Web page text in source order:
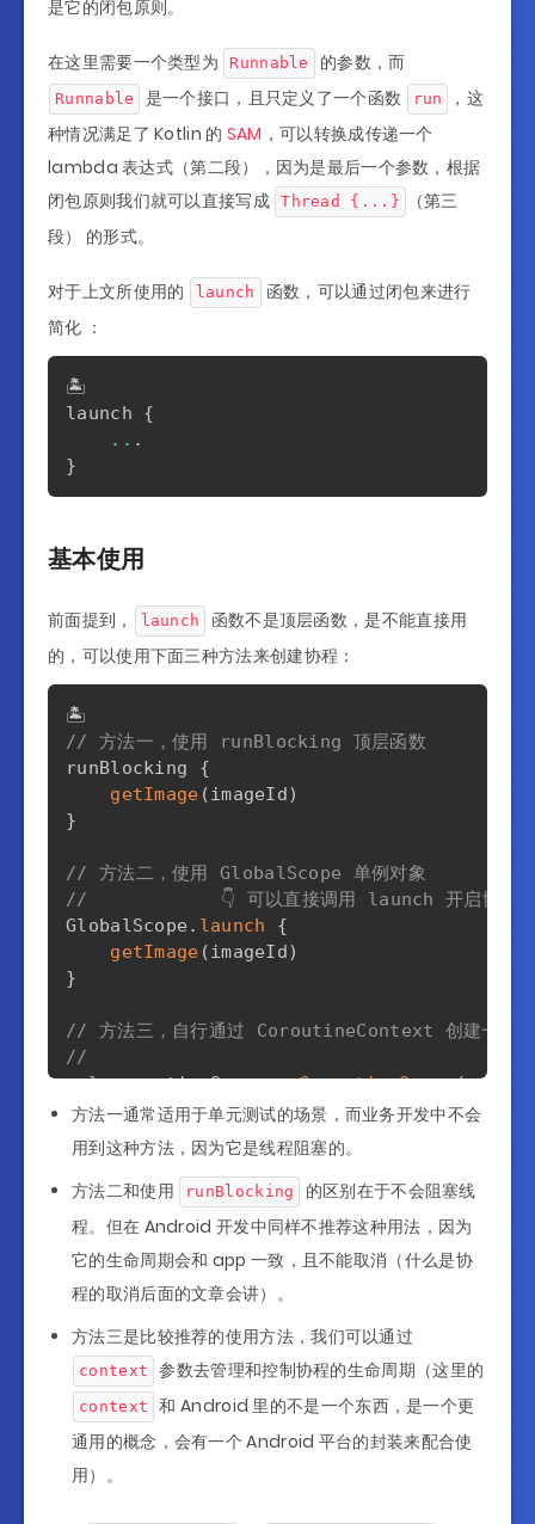
是它的闭包原则。
在这里需要一个类型为 Runnable 的参数，而
Runnable 是一个接口，且只定义了一个函数 run
，这
种情况满足了 Kotlin 的 SAM ，可以转换成传递一个
lambda 表达式（第二段），因为是最后一个参数，根据
闭包原则我们就可以直接写成
Thread {...}
（第三
段） 的形式。
对于上文所使用的 launch
函数，可以通过闭包来进行
简化 ：
🏝️
launch {
.. .
}
基本使用
前面提到， launch
函数不是顶层函数，是不能直接用
的，可以使用下面三种方法来创建协程：
// 方法一，使用 runBlocking 顶层函数
runBlocking {
getImage (imageId )
}
// 方法二，使用 GlobalScope 单例对象
//            👇 可以直接调用 launch 开启协程
GlobalScope . launch
{
getImage (imageId )
}
// 方法三，自行通过 CoroutineContext 创建一个
//                                    👇 需要一个
val coroutineScope = CoroutineScope(
coroutineScope.launch {
getImage(imageId)
}
方法一通常适用于单元测试的场景，而业务开发中不会
用到这种方法，因为它是线程阻塞的。
方法二和使用
runBlocking
的区别在于不会阻塞线
程。但在 Android 开发中同样不推荐这种用法，因为
它的生命周期会和 app 一致，且不能取消（什么是协
程的取消后面的文章会讲）。
方法三是比较推荐的使用方法，我们可以通过
context 参数去管理和控制协程的生命周期（这里的
context
和 Android 里的不是一个东西，是一个更
通用的概念，会有一个 Android 平台的封装来配合使
用）。